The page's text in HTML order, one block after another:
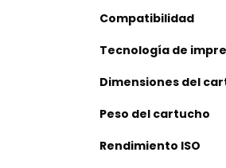
Compatibilidad
Tecnología de
Dimensiones del
Peso del cartucho
Rendimiento ISO